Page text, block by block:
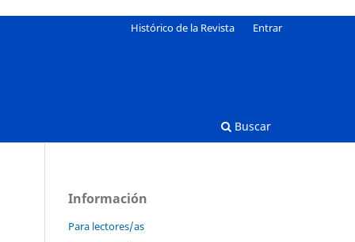
Buscar
Histórico de la Revista Entrar
Información
Para lectores/as